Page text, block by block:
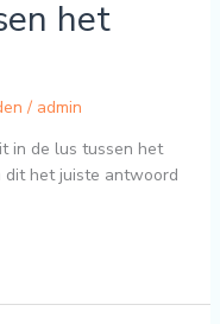
het
/ admin
in de lus tussen het
dit het juiste antwoord